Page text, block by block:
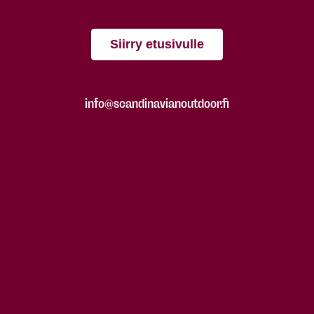
Siirry etusivulle
info@scandinavianoutdoor.fi